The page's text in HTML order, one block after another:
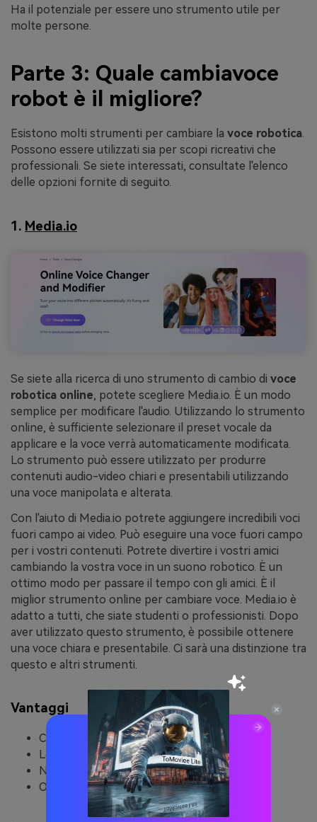
Ha il potenziale per essere uno strumento utile per
molte persone.
Parte 3: Quale cambiavoce
robot è il migliore?
Esistono molti strumenti per cambiare la voce robotica.
Possono essere utilizzati sia per scopi ricreativi che
professionali. Se siete interessati, consultate l'elenco
delle opzioni fornite di seguito.
1. Media.io
Se siete alla ricerca di uno strumento di cambio di voce
robotica online, potete scegliere Media.io. È un modo
semplice per modificare l'audio. Utilizzando lo strumento
online, è sufficiente selezionare il preset vocale da
applicare e la voce verrà automaticamente modificata.
Lo strumento può essere utilizzato per produrre
contenuti audio-video chiari e presentabili utilizzando
una voce manipolata e alterata.
Con l'aiuto di Media.io potrete aggiungere incredibili voci
fuori campo ai video. Può eseguire una voce fuori campo
per i vostri contenuti. Potrete divertire i vostri amici
cambiando la vostra voce in un suono robotico. È un
ottimo modo per passare il tempo con gli amici. È il
miglior strumento online per cambiare voce. Media.io è
adatto a tutti, che siate studenti o professionisti. Dopo
aver utilizzato questo strumento, è possibile ottenere
una voce chiara e presentabile. Ci sarà una distinzione tra
questo e altri strumenti.
Vantaggi
Cambia la voce in robotica senza sforzo.
Lo strumento è facile da usare.
Non richiede di scaricare nulla.
Offre sicurezza e protezione complete.